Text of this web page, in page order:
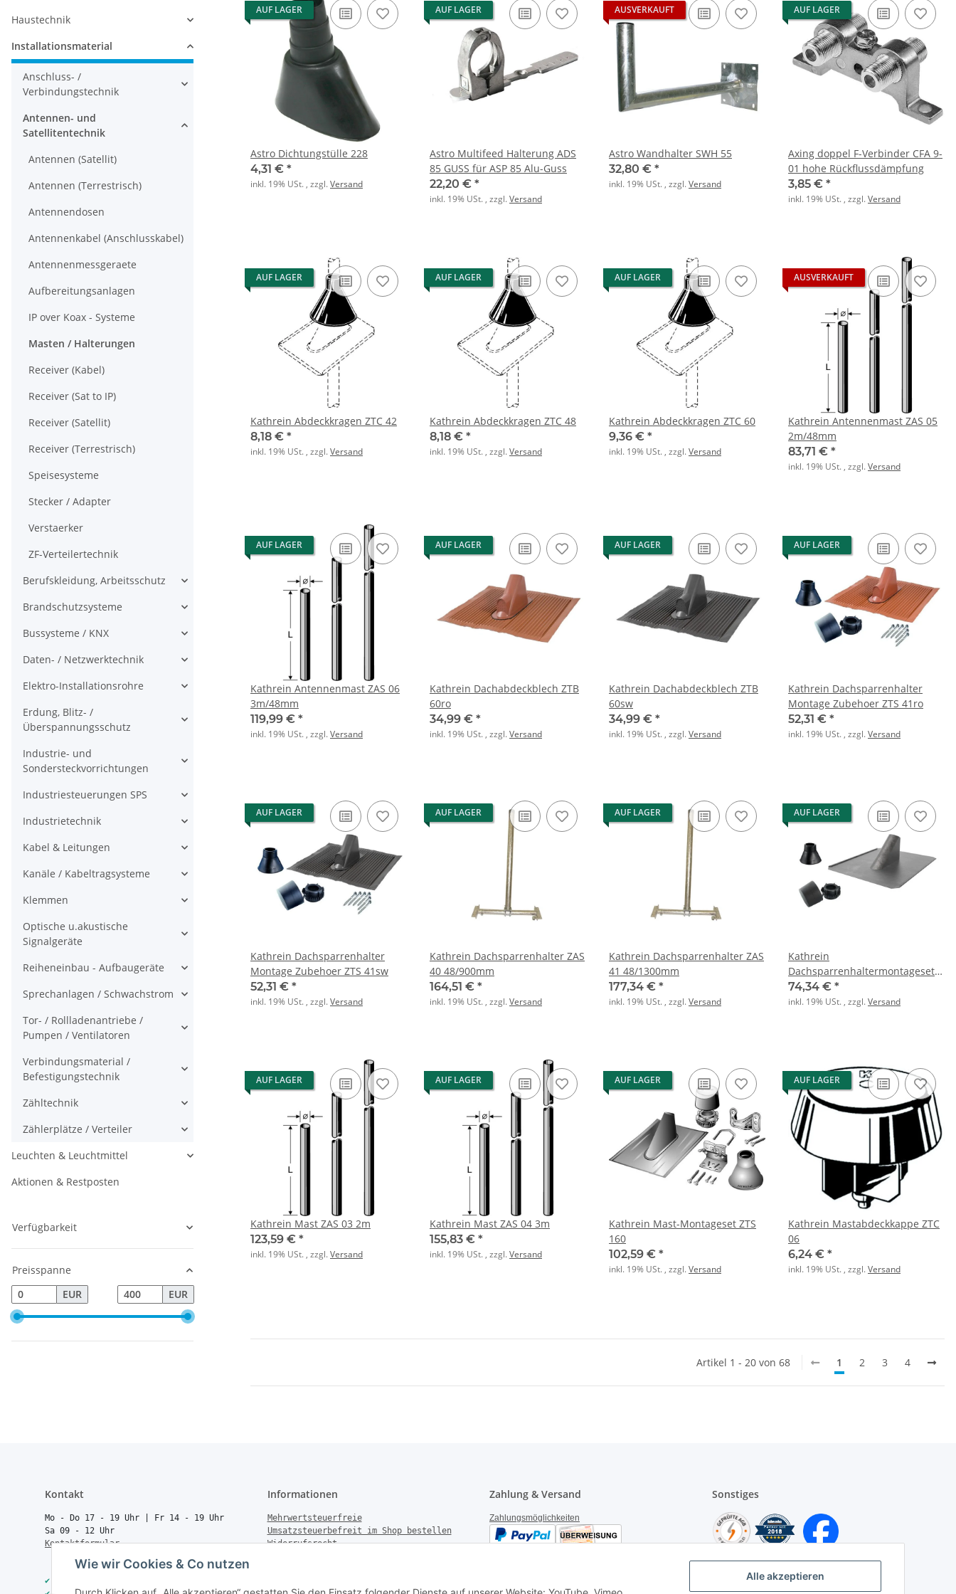
Alle akzeptieren
Wie wir Cookies & Co nutzen
AUF LAGER
Astro Dichtungstülle 228
4,31 € *
inkl. 19% USt. , zzgl.Versand
AUF LAGER
Astro Multifeed Halterung ADS
85 GUSS für ASP 85 Alu-Guss
22,20 € *
inkl. 19% USt. , zzgl.Versand
AUSVERKAUFT
Astro Wandhalter SWH 55
32,80 € *
inkl. 19% USt. , zzgl.Versand
AUF LAGER
Axing doppel F-Verbinder CFA 9-
01 hohe Rückflussdämpfung
3,85 € *
inkl. 19% USt. , zzgl.Versand
AUF LAGER
Kathrein Abdeckkragen ZTC 42
8,18 € *
inkl. 19% USt. , zzgl.Versand
AUF LAGER
Kathrein Abdeckkragen ZTC 48
8,18 € *
inkl. 19% USt. , zzgl.Versand
AUF LAGER
Kathrein Abdeckkragen ZTC 60
9,36 € *
inkl. 19% USt. , zzgl.Versand
AUSVERKAUFT
Kathrein Antennenmast ZAS 05
2m/48mm
83,71 € *
inkl. 19% USt. , zzgl.Versand
AUF LAGER
Kathrein Antennenmast ZAS 06
3m/48mm
119,99 € *
inkl. 19% USt. , zzgl.Versand
AUF LAGER
Kathrein Dachabdeckblech ZTB
60ro
34,99 € *
inkl. 19% USt. , zzgl.Versand
AUF LAGER
Kathrein Dachabdeckblech ZTB
60sw
34,99 € *
inkl. 19% USt. , zzgl.Versand
AUF LAGER
Kathrein Dachsparrenhalter
Montage Zubehoer ZTS 41ro
52,31 € *
inkl. 19% USt. , zzgl.Versand
AUF LAGER
Kathrein Dachsparrenhalter
Montage Zubehoer ZTS 41sw
52,31 € *
inkl. 19% USt. , zzgl.Versand
AUF LAGER
Kathrein Dachsparrenhalter ZAS
40 48/900mm
164,51 € *
inkl. 19% USt. , zzgl.Versand
AUF LAGER
Kathrein Dachsparrenhalter ZAS
41 48/1300mm
177,34 € *
inkl. 19% USt. , zzgl.Versand
AUF LAGER
Kathrein
Dachsparrenhaltermontageset
ZTS 40
74,34 € *
inkl. 19% USt. , zzgl.Versand
AUF LAGER
Kathrein Mast ZAS 03 2m
123,59 € *
inkl. 19% USt. , zzgl.Versand
AUF LAGER
Kathrein Mast ZAS 04 3m
155,83 € *
inkl. 19% USt. , zzgl.Versand
AUF LAGER
Kathrein Mast-Montageset ZTS
160
102,59 € *
inkl. 19% USt. , zzgl.Versand
AUF LAGER
Kathrein Mastabdeckkappe ZTC
06
6,24 € *
inkl. 19% USt. , zzgl.Versand
Artikel 1 - 20 von 68 1 2 3 4
Haustechnik
Installationsmaterial
Anschluss- /
Verbindungstechnik
Antennen- und
Satellitentechnik
Antennen (Satellit)
Antennen (Terrestrisch)
Antennendosen
Antennenkabel (Anschlusskabel)
Antennenmessgeraete
Aufbereitungsanlagen
IP over Koax - Systeme
Masten / Halterungen
Receiver (Kabel)
Receiver (Sat to IP)
Receiver (Satellit)
Receiver (Terrestrisch)
Speisesysteme
Stecker / Adapter
Verstaerker
ZF-Verteilertechnik
Berufskleidung, Arbeitsschutz
Brandschutzsysteme
Bussysteme / KNX
Daten- / Netzwerktechnik
Elektro-Installationsrohre
Erdung, Blitz- /
Überspannungsschutz
Industrie- und
Sondersteckvorrichtungen
Industriesteuerungen SPS
Industrietechnik
Kabel & Leitungen
Kanäle / Kabeltragsysteme
Klemmen
Optische u.akustische
Signalgeräte
Reiheneinbau - Aufbaugeräte
Sprechanlagen / Schwachstrom
Tor- / Rollladenantriebe /
Pumpen / Ventilatoren
Verbindungsmaterial /
Befestigungstechnik
Zähltechnik
Zählerplätze / Verteiler
Leuchten & Leuchtmittel
Aktionen & Restposten
Verfügbarkeit
Preisspanne
EUR
EUR
Kontakt
Mo - Do 17 - 19 Uhr | Fr 14 - 19 Uhr
Sa 09 - 12 Uhr
Kontaktformular
✔
Informationen
Mehrwertsteuerfreie
Umsatzsteuerbefreit im Shop bestellen
Widerrufsrecht
Zahlung & Versand
Zahlungsmöglichkeiten
Sonstiges